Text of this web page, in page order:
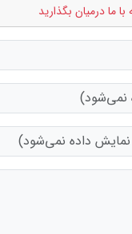
ما درمیان بگذارید